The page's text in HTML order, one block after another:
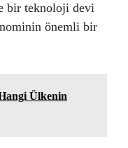
bir teknoloji devi
önemli bir
Ülkenin